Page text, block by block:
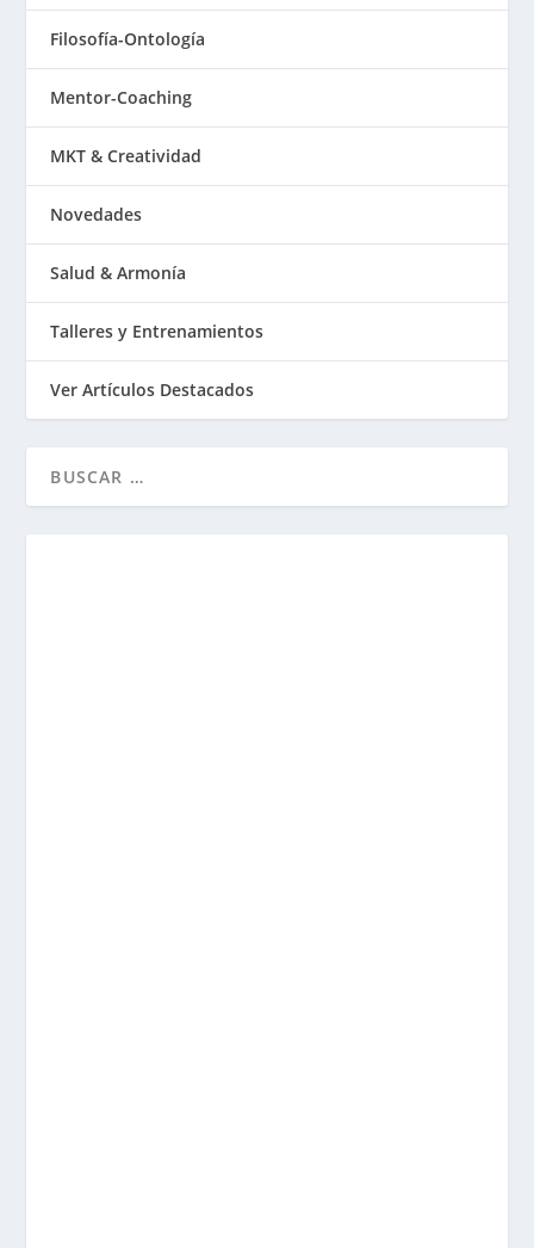
Filosofía-Ontología
Mentor-Coaching
MKT & Creatividad
Novedades
Salud & Armonía
Talleres y Entrenamientos
Ver Artículos Destacados